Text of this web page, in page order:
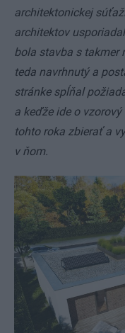
architektonickej
architektov
bola stavba s takmer
teda navrhnutý a
stránke spĺňal
a keďže ide o
tohto roka zbierať a
v ňom.